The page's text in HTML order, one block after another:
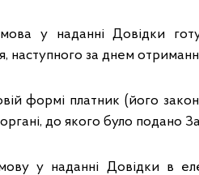
у наданні Довідки
наступного за днем
формі платник (його
до якого було подано
у наданні Довідки в